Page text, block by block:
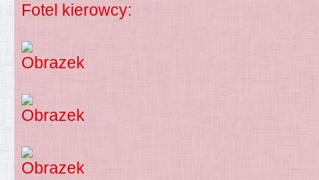
Fotel kierowcy: